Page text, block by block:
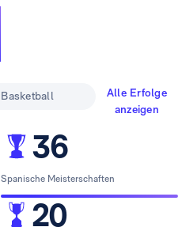
Basketball
Alle Erfolge
anzeigen
36
Spanische Meisterschaften
20